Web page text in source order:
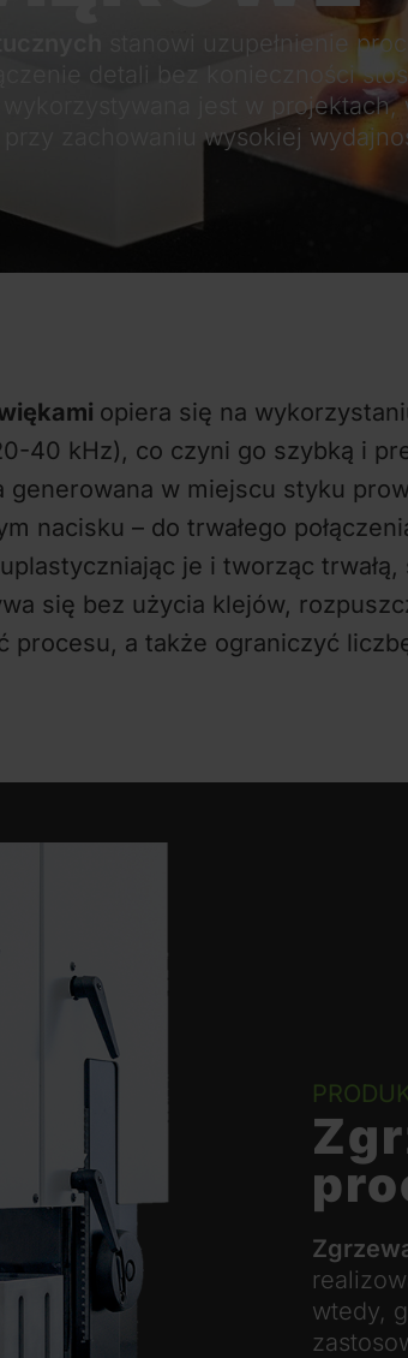
stanowi uzupełnienie
detali bez konieczności
jest w
zachowaniu wysokiej
opiera się na
40 kHz), co czyni go szybką i
w miejscu styku
nacisku – do trwałego
je i tworząc
się bez użycia klejów,
procesu, a także ograniczyć
wtedy,